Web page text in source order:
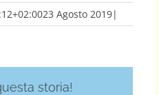
23 Agosto 2019|
storia!